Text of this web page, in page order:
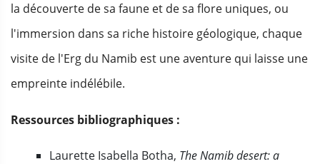
la découverte de sa faune et de sa flore uniques, ou
l'immersion dans sa riche histoire géologique, chaque
visite de l'Erg du Namib est une aventure qui laisse une
empreinte indélébile.
Ressources bibliographiques :
Laurette Isabella Botha, The Namib desert: a